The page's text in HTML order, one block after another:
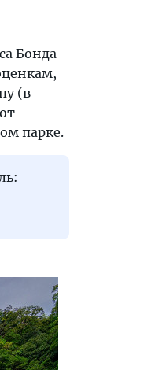
Бонда
(в
парке.